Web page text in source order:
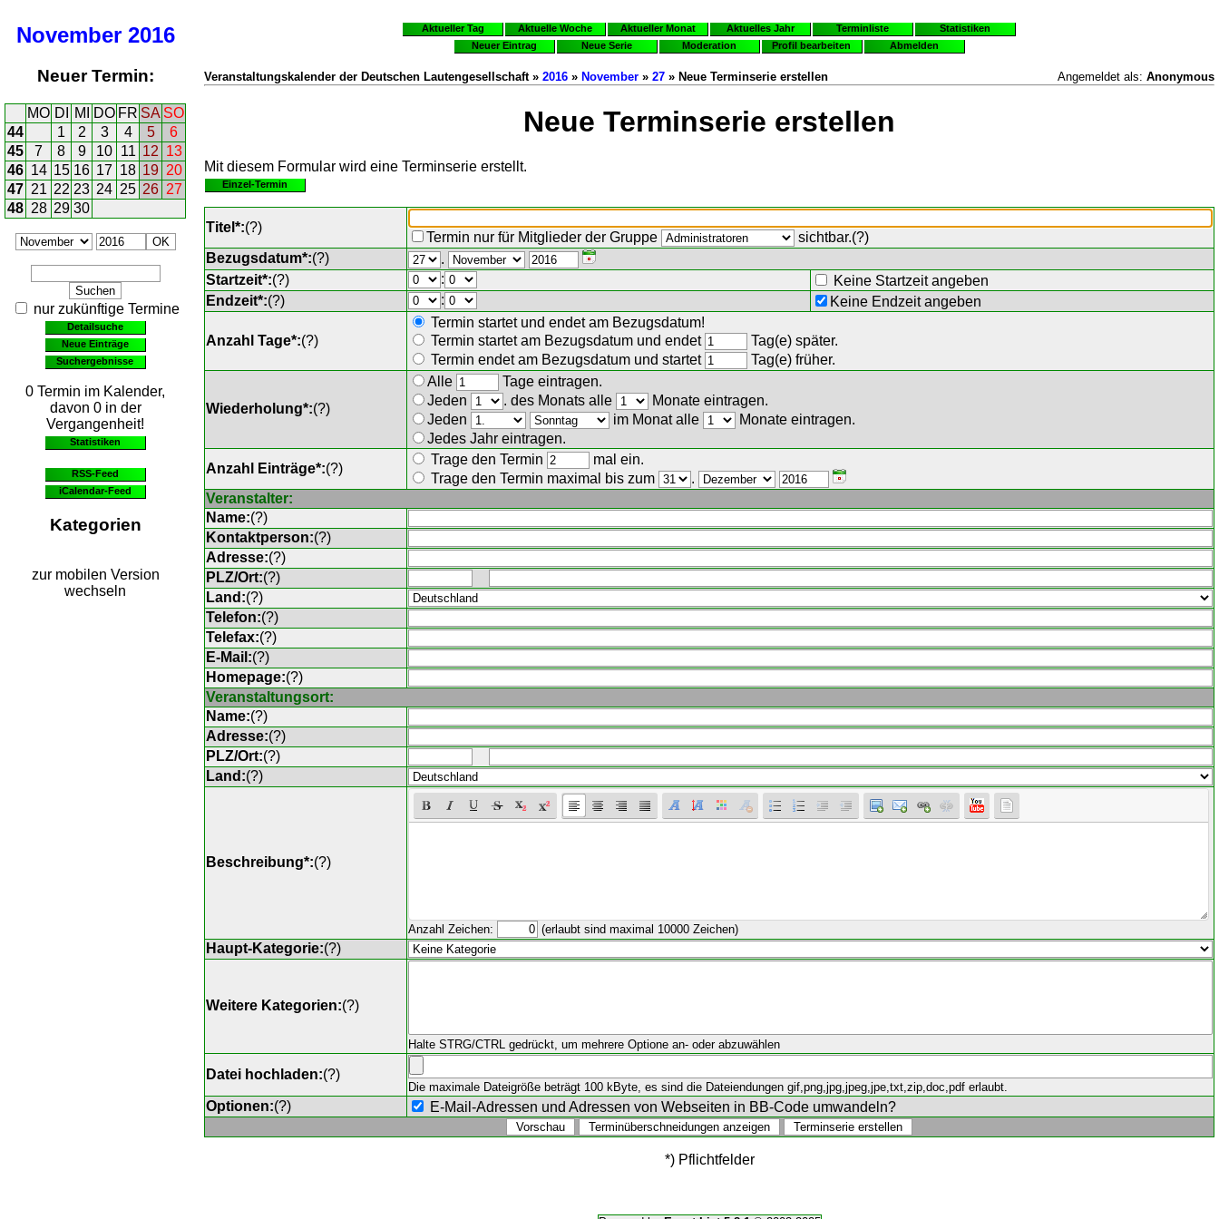
November 2016
Neuer Termin:
MO DI MI DO FR SA SO
44
1 2 3 4 5
6
45
7 8 9 10 11 12 13
46 14 15 16 17 18 19 20
47 21 22 23 24 25 26 27
48 28 29 30
nur zukünftige Termine
Detailsuche
Neue Einträge
Suchergebnisse
0 Termin im Kalender,
davon 0 in der
Vergangenheit!
Statistiken
RSS-Feed
iCalendar-Feed
Kategorien
zur mobilen Version
wechseln
Aktueller Tag Aktuelle Woche Aktueller Monat Aktuelles Jahr Terminliste
Statistiken
Neuer Eintrag
Neue Serie Moderation Profil bearbeiten Abmelden
Veranstaltungskalender der Deutschen Lautengesellschaft » 2016 » November » 27 » Neue Terminserie erstellen Angemeldet als: Anonymous
Neue Terminserie erstellen
Mit diesem Formular wird eine Terminserie erstellt.
Einzel-Termin
Titel*:(?)
Termin nur für Mitglieder der Gruppe sichtbar.(?)
Bezugsdatum*:(?)
.
Startzeit*:(?) :
Keine Startzeit angeben
Endzeit*:(?) : Keine Endzeit angeben
Anzahl Tage*:(?)
Termin startet und endet am Bezugsdatum!
Termin startet am Bezugsdatum und endet
Tag(e) später.
Termin endet am Bezugsdatum und startet
Tag(e) früher.
Wiederholung*:(?)
Alle
Tage eintragen.
Jeden
. des Monats alle
Monate eintragen.
Jeden
im Monat alle
Monate eintragen.
Jedes Jahr eintragen.
Anzahl Einträge*:(?)
Trage den Termin
mal ein.
Trage den Termin maximal bis zum
.
Veranstalter:
Name:(?)
Kontaktperson:(?)
Adresse:(?)
PLZ/Ort:(?)
Land:(?)
Telefon:(?)
Telefax:(?)
E-Mail:(?)
Homepage:(?)
Veranstaltungsort:
Name:(?)
Adresse:(?)
PLZ/Ort:(?)
Land:(?)
Beschreibung*:(?)
Anzahl Zeichen: (erlaubt sind maximal 10000 Zeichen)
Haupt-Kategorie:(?)
Weitere Kategorien:(?)
Halte STRG/CTRL gedrückt, um mehrere Optione an- oder abzuwählen
Datei hochladen:(?)
Die maximale Dateigröße beträgt 100 kByte, es sind die Dateiendungen gif,png,jpg,jpeg,jpe,txt,zip,doc,pdf erlaubt.
Optionen:(?) E-Mail-Adressen und Adressen von Webseiten in BB-Code umwandeln?
*) Pflichtfelder